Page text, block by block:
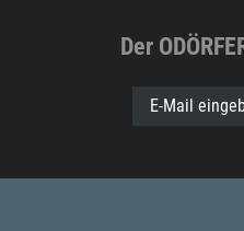
Der
E-Mail